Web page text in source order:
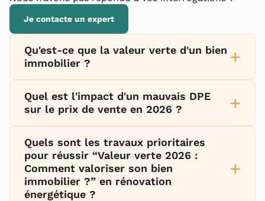
Je contacte un expert
Qu'est-ce que la valeur verte d'un bien
immobilier ?
+
Quel est l'impact d'un mauvais DPE
sur le prix de vente en 2026 ?
+
Quels sont les travaux prioritaires
pour réussir “Valeur verte 2026 :
Comment valoriser son bien
immobilier ?” en rénovation
énergétique ?
+